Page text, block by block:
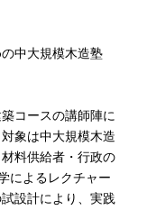
中大規模木造塾
コースの講師陣に
象は中大規模木造
料供給者・行政の
によるレクチャー
設計により、実践